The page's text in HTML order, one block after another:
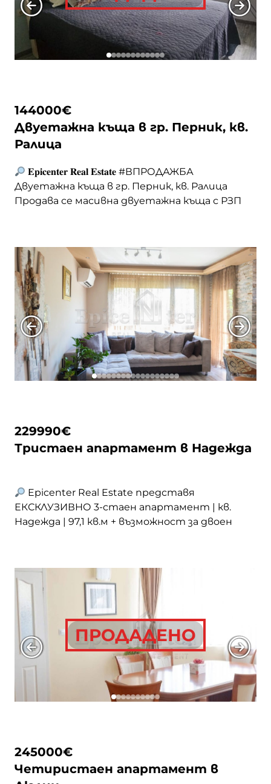
с. Расник
с. Ярджиловци
edition/">Continued</a>
144000€
Двуетажна къща в гр. Перник, кв.
Ралица
𝐄𝐩𝐢𝐜𝐞𝐧𝐭𝐞𝐫 𝐑𝐞𝐚𝐥 𝐄𝐬𝐭𝐚𝐭𝐞 #ВПРОДАЖБА
Двуетажна къща в гр. Перник, кв. Ралица
Продава се масивна двуетажна къща с РЗП
Перник – квартал Ралица. ■ Имотът е в
процес на външна топлоизолация, което
предлага отлична възможност за
завършване по Ваш вкус и … <a
href="https://epicenter.estate/epicenter-
edition/">Continued</a>
229990€
Тристаен апартамент в Надежда
Epicenter Real Estate представя
ЕКСКЛУЗИВНО 3-стаен апартамент | кв.
Надежда | 97,1 кв.м + възможност за двоен
ново строителство, на метри от
метростанция, Ломско шосе и детска
градина. Разпределение: Дневна с кухненски
бокс и трапезария | 2 спални | Баня с … <a
href="https://epicenter.estate/epicenter-
edition/">Continued</a>ПРОДАДЕНО
245000€
Четиристаен апартамент в